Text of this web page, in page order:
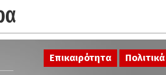
Επικαιρότητα Πολιτικά